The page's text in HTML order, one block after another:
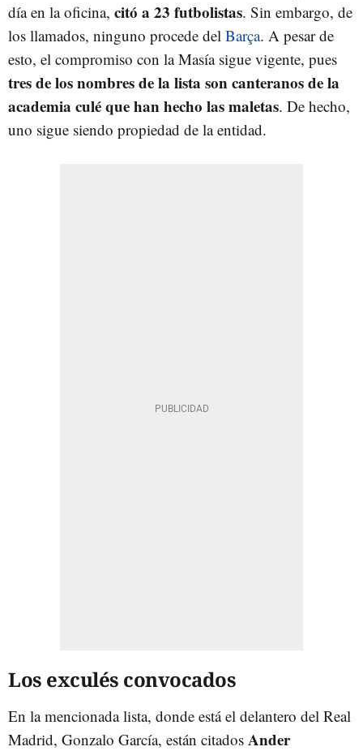
día en la oficina, citó a 23 futbolistas. Sin embargo, de
los llamados, ninguno procede del Barça. A pesar de
esto, el compromiso con la Masía sigue vigente, pues
tres de los nombres de la lista son canteranos de la
academia culé que han hecho las maletas. De hecho,
uno sigue siendo propiedad de la entidad.
Los exculés convocados
En la mencionada lista, donde está el delantero del Real
Madrid, Gonzalo García, están citados Ander